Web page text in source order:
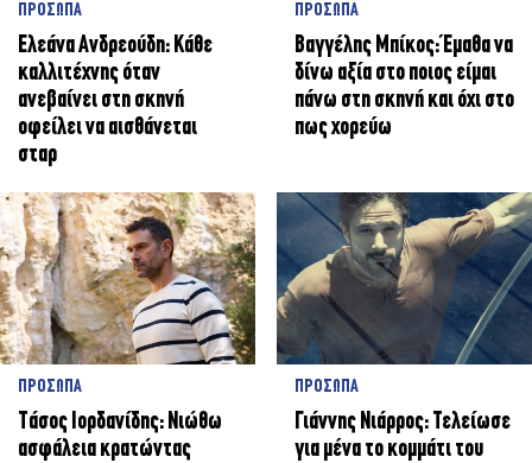
ΠΡΟΣΩΠΑ
Ελεάνα Ανδρεούδη: Κάθε
καλλιτέχνης όταν
ανεβαίνει στη σκηνή
οφείλει να αισθάνεται
σταρ
ΠΡΟΣΩΠΑ
Βαγγέλης Μπίκος: Έμαθα να
δίνω αξία στο ποιος είμαι
πάνω στη σκηνή και όχι στο
πως χορεύω
ΠΡΟΣΩΠΑ
Tάσος Ιορδανίδης: Νιώθω
ασφάλεια κρατώντας
ΠΡΟΣΩΠΑ
Γιάννης Νιάρρος: Τελείωσε
για μένα το κομμάτι του